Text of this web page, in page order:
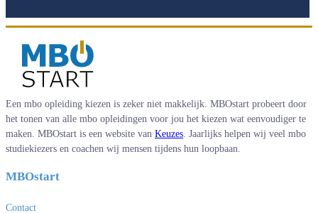
Een mbo opleiding kiezen is zeker niet makkelijk. MBOstart probeert door
het tonen van alle mbo opleidingen voor jou het kiezen wat eenvoudiger te
maken. MBOstart is een website van Keuzes . Jaarlijks helpen wij veel mbo
studiekiezers en coachen wij mensen tijdens hun loopbaan.
MBOstart
Contact